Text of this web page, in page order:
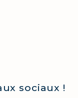
sociaux !